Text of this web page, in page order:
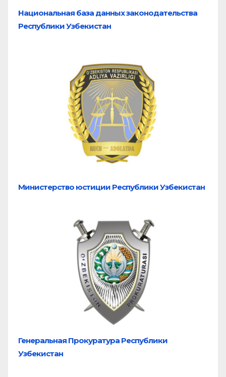
Национальная база данных законодательства
Республики Узбекистан
Министерство юстиции Республики Узбекистан
Генеральная Прокуратура Республики
Узбекистан